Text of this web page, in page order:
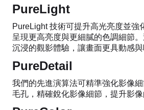
PureLight
PureLight 技術可提升高光亮度並強
呈現更高亮度與更細膩的色調細節
沉浸的觀影體驗，讓畫面更具動感與
PureDetail
我們的先進演算法可精準強化影像
毛孔，精確銳化影像細節，提升影像